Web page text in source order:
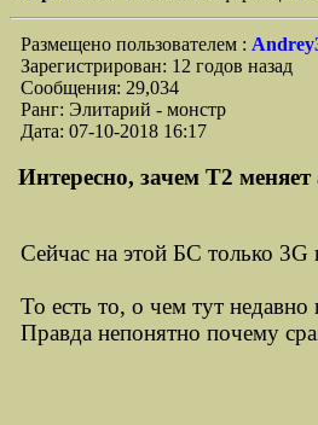
Размещено пользователем :
Зарегистрирован: 12 годов назад
Сообщения: 29,034
Ранг: Элитарий - монстр
Дата: 07-10-2018 16:17
Интересно, зачем Т2
Сейчас на этой БС только 3G
То есть то, о чем тут
Правда непонятно почему